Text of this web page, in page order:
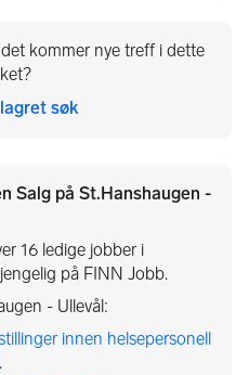
kommer nye treff i dette
søk
Salg på St.Hanshaugen -
16 ledige jobber i
på FINN Jobb.
- Ullevål:
innen helsepersonell
.